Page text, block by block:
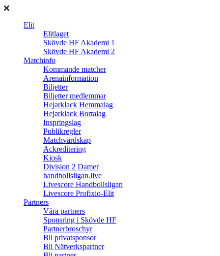
Elit
Elitlaget
Skövde HF Akademi 1
Skövde HF Akademi 2
Matchinfo
Kommande matcher
Arenainformation
Biljetter
Biljetter medlemmar
Hejarklack Hemmalag
Hejarklack Bortalag
Inspringslag
Publikregler
Matchvärdskap
Ackreditering
Kiosk
Division 2 Damer
handbollsligan.live
Livescore Handbollsligan
Livescore Profixio-Elit
Partners
Våra partners
Sponsring i Skövde HF
Partnerbroschyr
Bli privatsponsor
Bli Nätverkspartner